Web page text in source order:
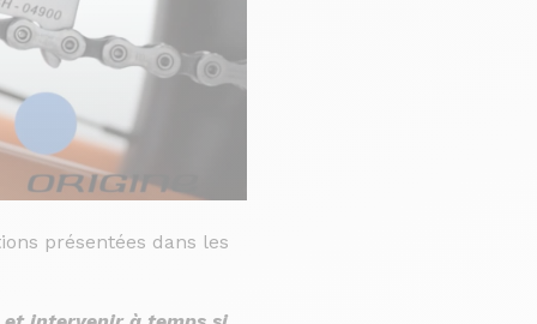
présentées dans les